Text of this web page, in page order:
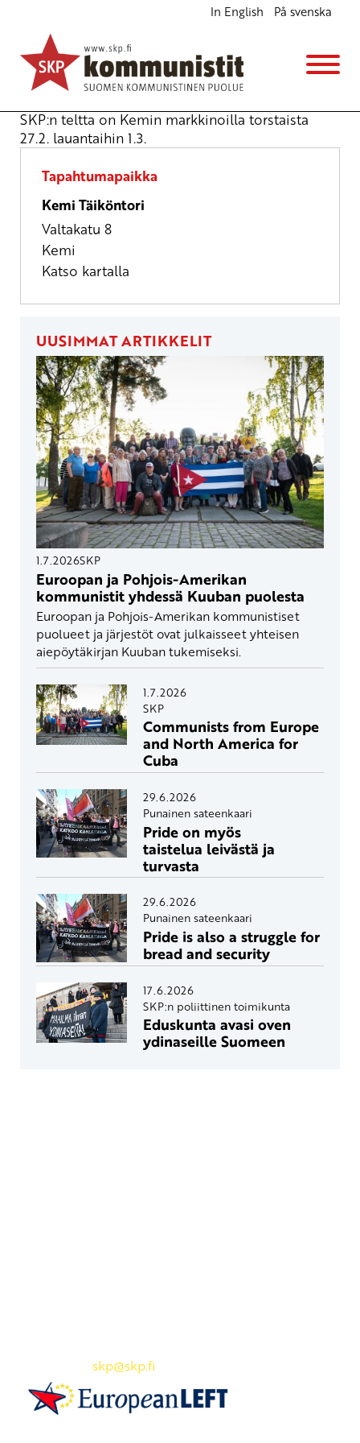
In English På svenska
SKP:n teltta Kemin markkinoilla
Katukampanjointi
to 27.2.2025 klo10:00
SKP:n teltta on Kemin markkinoilla torstaista
27.2. lauantaihin 1.3.
Tapahtumapaikka
Kemi Täiköntori
Valtakatu 8
Kemi
Katso kartalla
UUSIMMAT ARTIKKELIT
1.7.2026SKP
Euroopan ja Pohjois-Amerikan
kommunistit yhdessä Kuuban puolesta
Euroopan ja Pohjois-Amerikan kommunistiset
puolueet ja järjestöt ovat julkaisseet yhteisen
aiepöytäkirjan Kuuban tukemiseksi.
1.7.2026
SKP
Communists from Europe
and North America for
Cuba
29.6.2026
Punainen sateenkaari
Pride on myös
taistelua leivästä ja
turvasta
29.6.2026
Punainen sateenkaari
Pride is also a struggle for
bread and security
17.6.2026
SKP:n poliittinen toimikunta
Eduskunta avasi oven
ydinaseille Suomeen
skp@skp.fi